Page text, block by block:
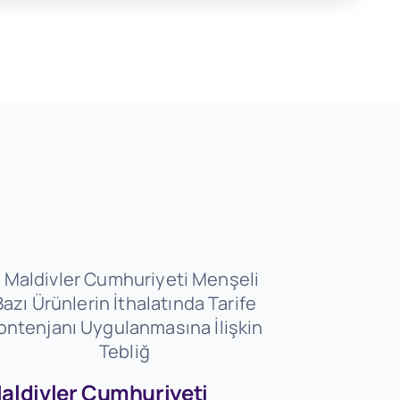
Cumhuriyeti